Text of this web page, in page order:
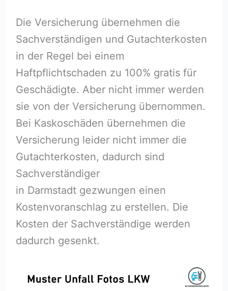
Die Versicherung übernehmen die
Sachverständigen und Gutachterkosten
in der Regel bei einem
Haftpflichtschaden zu 100% gratis für
Geschädigte. Aber nicht immer werden
sie von der Versicherung übernommen.
Bei Kaskoschäden übernehmen die
Versicherung leider nicht immer die
Gutachterkosten, dadurch sind
Sachverständiger
in Darmstadt gezwungen einen
Kostenvoranschlag zu erstellen. Die
Kosten der Sachverständige werden
dadurch gesenkt.